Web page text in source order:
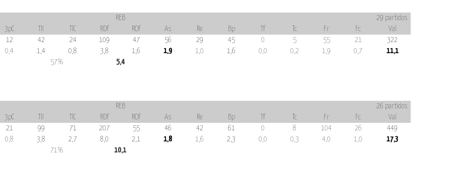
REB
29 partidos
3pC TlC RDf ROf As Re Bp Tf Tc Fr Fc
Val
12 42 24 109 47 56 29 45 0 5 55 21
322
0,4 1,4 0,8 3,8 1,6 1,9 1,0 1,6 0,0 0,2 1,9 0,7
11,1
57% 5,4
REB
26 partidos
3pC TlC RDf ROf As Re Bp Tf Tc Fr Fc
Val
21 99 71 207 55 46 42 61 0 8 104 26
449
0,8 3,8 2,7 8,0 2,1 1,8 1,6 2,3 0,0 0,3 4,0 1,0
17,3
71% 10,1